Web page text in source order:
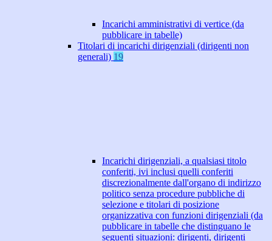
Incarichi amministrativi di vertice (da
pubblicare in tabelle)
Titolari di incarichi dirigenziali (dirigenti non
generali) 19
Incarichi dirigenziali, a qualsiasi titolo
conferiti, ivi inclusi quelli conferiti
discrezionalmente dall'organo di indirizzo
politico senza procedure pubbliche di
selezione e titolari di posizione
organizzativa con funzioni dirigenziali (da
pubblicare in tabelle che distinguano le
seguenti situazioni: dirigenti, dirigenti